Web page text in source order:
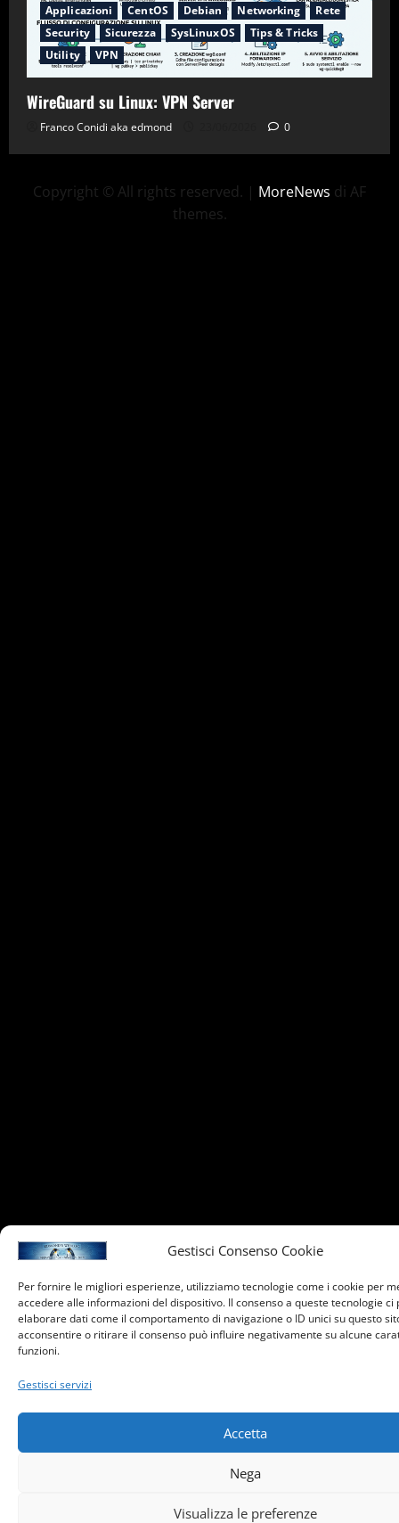
Gestisci Consenso Cookie
Per fornire le migliori esperienze, utilizziamo tecnologie come i cookie per
accedere alle informazioni del dispositivo. Il consenso a queste tecnologie
elaborare dati come il comportamento di navigazione o ID unici su questo
acconsentire o ritirare il consenso può influire negativamente su alcune
funzioni.
Gestisci servizi
Accetta
Nega
Visualizza le preferenze
Applicazioni CentOS Debian Networking
Rete
Security
Sicurezza SysLinuxOS
Tips & Tricks
Utility
VPN
WireGuard su Linux: VPN Server
Franco Conidi aka edmond 0
Copyright © All rights reserved. | MoreNews di AF
themes.